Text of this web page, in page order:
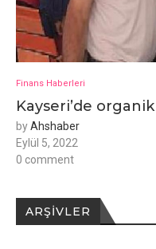
Finans Haberleri
Kayseri’de
byAhshaber
Eylül 5, 2022
0 comment
ARŞIVLER